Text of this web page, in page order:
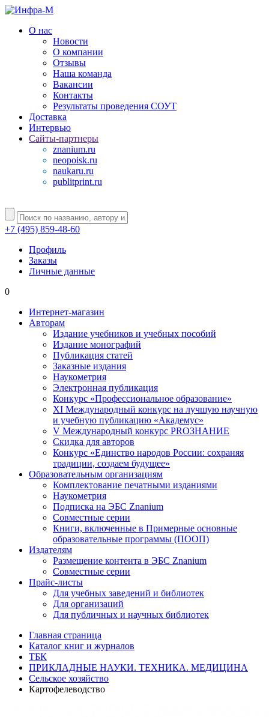
О нас
Новости
О компании
Отзывы
Наша команда
Вакансии
Контакты
Результаты проведения СОУТ
Доставка
Интервью
Сайты-партнеры
znanium.ru
neopoisk.ru
naukaru.ru
publitprint.ru
+7 (495) 859-48-60
Профиль
Заказы
Личные данные
0
Интернет-магазин
Авторам
Издание учебников и учебных пособий
Издание монографий
Публикация статей
Заказные издания
Наукометрия
Электронная публикация
Конкурс «Профессиональное образование»
XI Международный конкурс на лучшую научную
и учебную публикацию «Академус»
V Международный конкурс PROЗНАНИЕ
Скидка для авторов
Конкурс «Единство народов России: сохраняя
традиции, создаем будущее»
Образовательным организациям
Комплектование печатными изданиями
Наукометрия
Подписка на ЭБС Znanium
Совместные серии
Книги, включенные в Примерные основные
образовательные программы (ПООП)
Издателям
Размещение контента в ЭБС Znanium
Совместные серии
Прайс-листы
Для учебных заведений и библиотек
Для организаций
Для публичных и научных библиотек
Главная страница
Каталог книг и журналов
ТБК
ПРИКЛАДНЫЕ НАУКИ. ТЕХНИКА. МЕДИЦИНА
Сельское хозяйство
Картофелеводство